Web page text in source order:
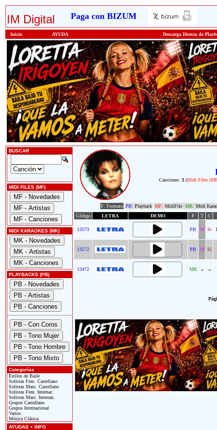
IM Digital Paga con BIZUM
Inicio AYUDA Descarga Directa de
BUSCAR
MIDI FILES (MF)
MIDI KARAOKES (MK)
PLAYBACKS (PB)
Categorías
Estilos de Baile
Solistas Fem. Castellano
Solistas Masc. Castellano
Solistas Fem. Internac.
Solistas Masc. Internac.
Grupos Castellano
Grupos Internacional
Varios
Música Clásica
AYUDAS + INFO
Canciones: 3 (Midi Files
F: Formato PB: Playback MF: MidiFile MK: Midi
Código
LETRA DEMO F T C
13573 PB M Si
13572 PB M Si
13472 MK - -